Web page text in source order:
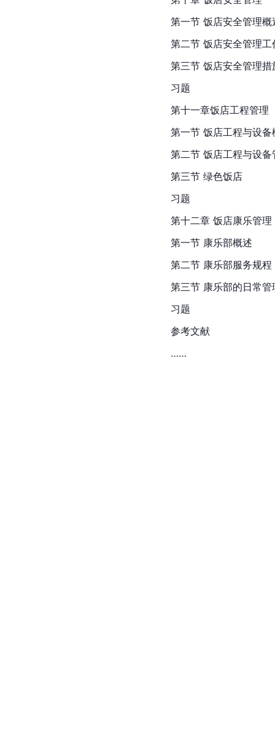
第一节 饭店安全管理概
第二节 饭店安全管理工
第三节 饭店安全管理措
习题
第十一章饭店工程管理
第一节 饭店工程与设备
第二节 饭店工程与设备
第三节 绿色饭店
习题
第十二章 饭店康乐管理
第一节 康乐部概述
第二节 康乐部服务规程
第三节 康乐部的日常管
习题
参考文献
……